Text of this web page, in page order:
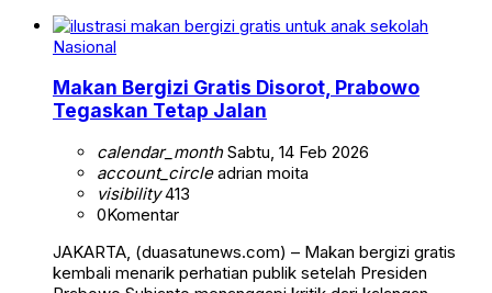
Nasional
Makan Bergizi Gratis Disorot, Prabowo
Tegaskan Tetap Jalan
calendar_monthSabtu, 14 Feb 2026
account_circleadrian moita
visibility413
0Komentar
JAKARTA, (duasatunews.com) – Makan bergizi gratis
kembali menarik perhatian publik setelah Presiden